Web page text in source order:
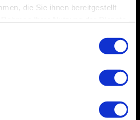
die Sie ihnen bereitgestellt